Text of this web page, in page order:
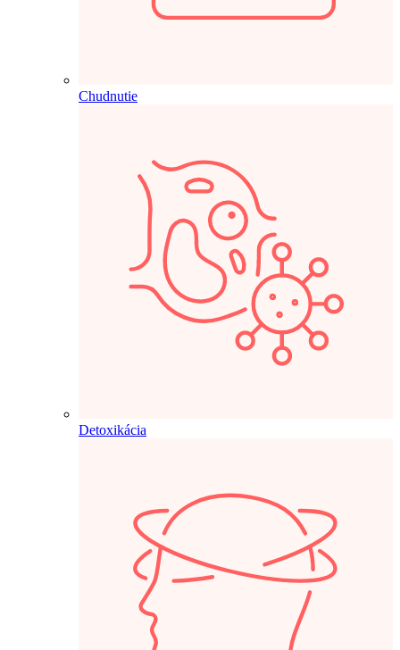
Chudnutie
Detoxikácia